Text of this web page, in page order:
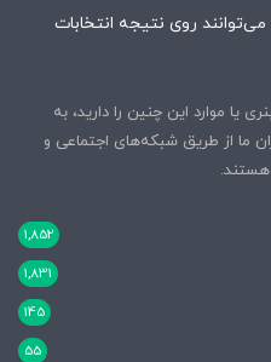
روی نتیجه انتخابات
یا موارد این چنین را دارید، به
ما از طریق شبکه‌های اجتماعی و
هستند.
1,852
1,831
145
55